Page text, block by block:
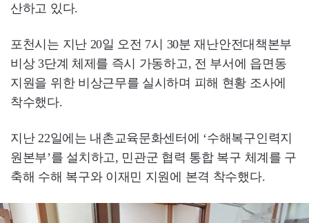
산하고 있다.
포천시는 지난 20일 오전 7시 30분 재난안전대책본부
비상 3단계 체제를 즉시 가동하고, 전 부서에 읍면동
지원을 위한 비상근무를 실시하며 피해 현황 조사에
착수했다.
지난 22일에는 내촌교육문화센터에 ‘수해복구인력지
원본부’를 설치하고, 민관군 협력 통합 복구 체계를 구
축해 수해 복구와 이재민 지원에 본격 착수했다.